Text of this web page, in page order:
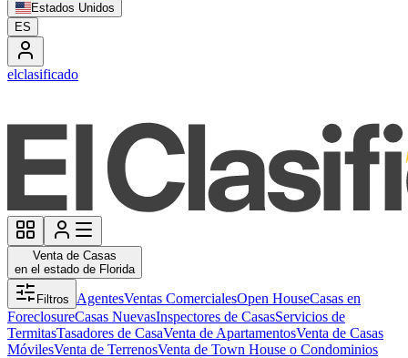
Estados Unidos
ES
elclasificado
Venta de Casas
en el estado de Florida
Filtros AgentesVentas ComercialesOpen HouseCasas en
ForeclosureCasas NuevasInspectores de CasasServicios de
TermitasTasadores de CasaVenta de ApartamentosVenta de Casas
MóvilesVenta de TerrenosVenta de Town House o Condominios